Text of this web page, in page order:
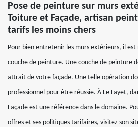
Pose de peinture sur murs
Toiture et Façade, artisan
tarifs les moins chers
Pour bien entretenir les murs extérieurs, il est
couche de peinture. Une couche de peinture
attrait de votre façade. Une telle opération
professionnel pour être réussie. À Le Fayet,
Façade est une référence dans le domaine.
offres et ses politiques tarifaires, visitez son